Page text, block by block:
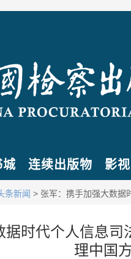
城 连续出版物 影
条新闻 > 张军：携手加强大数据
据时代个人信息
理中国